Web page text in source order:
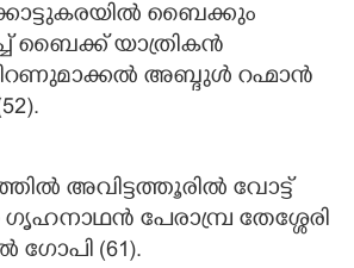
ബൈക്കും
ബൈക്ക് യാത്രികൻ
അബ്ദുൾ റഹ്മാൻ
അവിട്ടത്തൂരിൽ വോട്ട്
പേരാമ്പ്ര തേശ്ശേരി
ഗോപി (61).